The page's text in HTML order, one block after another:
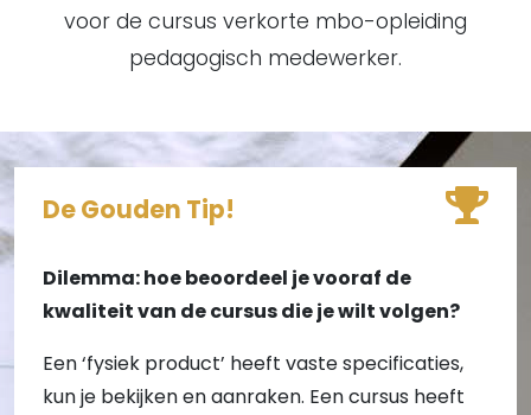
voor de cursus verkorte mbo-opleiding
pedagogisch medewerker.
De Gouden Tip!
Dilemma: hoe beoordeel je vooraf de
kwaliteit van de cursus die je wilt volgen?
Een ‘fysiek product’ heeft vaste specificaties,
kun je bekijken en aanraken. Een cursus heeft